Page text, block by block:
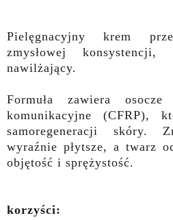
Pielęgnacyjny krem
zmysłowej
nawilżający.
Formuła zawiera
komunikacyjne (CFRP),
samoregeneracji skóry.
wyraźnie płytsze, a twarz
objętość i sprężystość.
korzyści: